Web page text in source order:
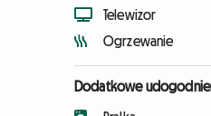
Telewizor
Ogrzewanie
Dodatkowe